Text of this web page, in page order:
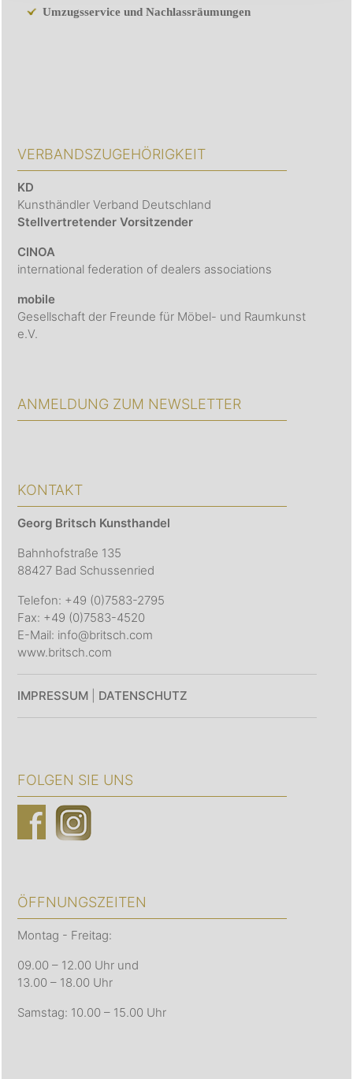
Umzugsservice und Nachlassräumungen
VERBANDSZUGEHÖRIGKEIT
KD
Kunsthändler Verband Deutschland
Stellvertretender Vorsitzender
CINOA
international federation of dealers associations
mobile
Gesellschaft der Freunde für Möbel- und Raumkunst
e.V.
ANMELDUNG ZUM NEWSLETTER
KONTAKT
Georg Britsch Kunsthandel
Bahnhofstraße 135
88427 Bad Schussenried
Telefon: +49 (0)7583-2795
Fax: +49 (0)7583-4520
E-Mail: info@britsch.com
www.britsch.com
IMPRESSUM DATENSCHUTZ
FOLGEN SIE UNS
ÖFFNUNGSZEITEN
Montag - Freitag:
09.00 – 12.00 Uhr und
13.00 – 18.00 Uhr
Samstag: 10.00 – 15.00 Uhr